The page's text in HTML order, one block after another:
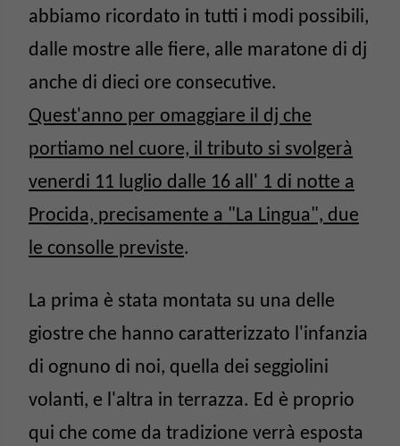
abbiamo ricordato in tutti i modi possibili,
dalle mostre alle fiere, alle maratone di dj
anche di dieci ore consecutive.
Quest'anno per omaggiare il dj che
portiamo nel cuore, il tributo si svolgerà
venerdi 11 luglio dalle 16 all' 1 di notte a
Procida, precisamente a "La Lingua", due
le consolle previste.
La prima è stata montata su una delle
giostre che hanno caratterizzato l'infanzia
di ognuno di noi, quella dei seggiolini
volanti, e l'altra in terrazza. Ed è proprio
qui che come da tradizione verrà esposta